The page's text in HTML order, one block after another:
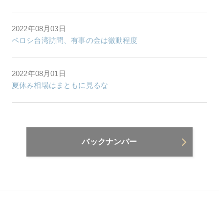
2022年08月03日
ペロシ台湾訪問、有事の金は微動程度
2022年08月01日
夏休み相場はまともに見るな
バックナンバー